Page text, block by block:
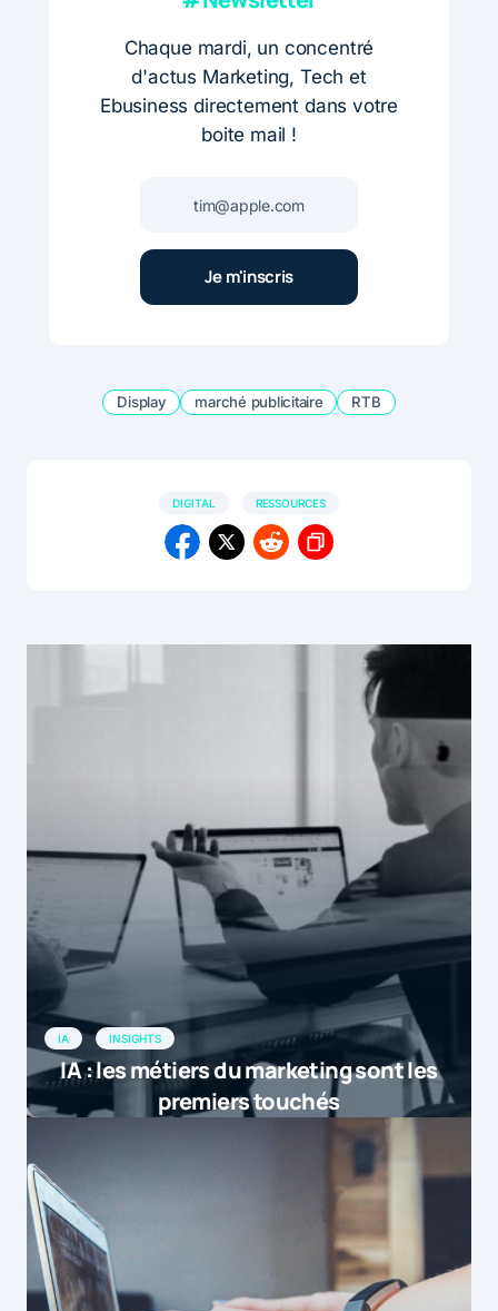
Chaque mardi, un concentré
d'actus Marketing, Tech et
Ebusiness directement dans votre
boite mail !
Display marché publicitaire RTB
DIGITAL RESSOURCES
IA INSIGHTS
IA : les métiers du marketing sont les
premiers touchés